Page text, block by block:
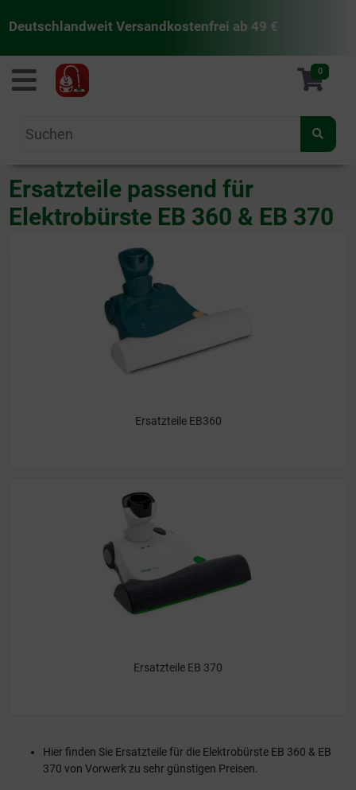
Deutschlandweit Versandkostenfrei ab 49 €
staubsaugermanufaktur 0
Ersatzteile passend für
Elektrobürste EB 360 & EB 370
Ersatzteile EB360
Ersatzteile EB 370
Hier finden Sie Ersatzteile für die Elektrobürste EB 360 & EB
370 von Vorwerk zu sehr günstigen Preisen.